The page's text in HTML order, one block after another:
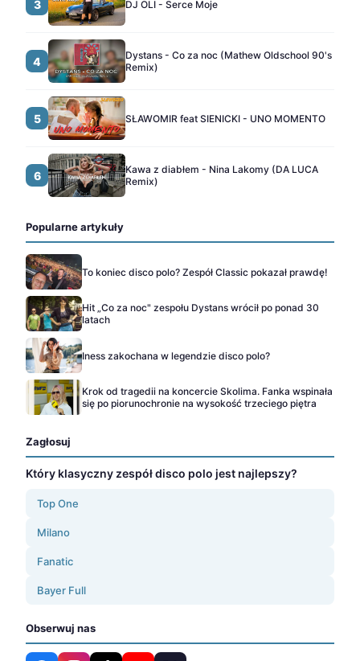
3 DJ OLI - Serce Moje
4
Dystans - Co za noc (Mathew Oldschool 90's
Remix)
5 SŁAWOMIR feat SIENICKI - UNO MOMENTO
6
Kawa z diabłem - Nina Lakomy (DA LUCA
Remix)
Popularne artykuły
To koniec disco polo? Zespół Classic pokazał prawdę!
Hit „Co za noc" zespołu Dystans wrócił po ponad 30
latach
Iness zakochana w legendzie disco polo?
Krok od tragedii na koncercie Skolima. Fanka wspinała
się po piorunochronie na wysokość trzeciego piętra
Zagłosuj
Który klasyczny zespół disco polo jest najlepszy?
Top One
Milano
Fanatic
Bayer Full
Obserwuj nas